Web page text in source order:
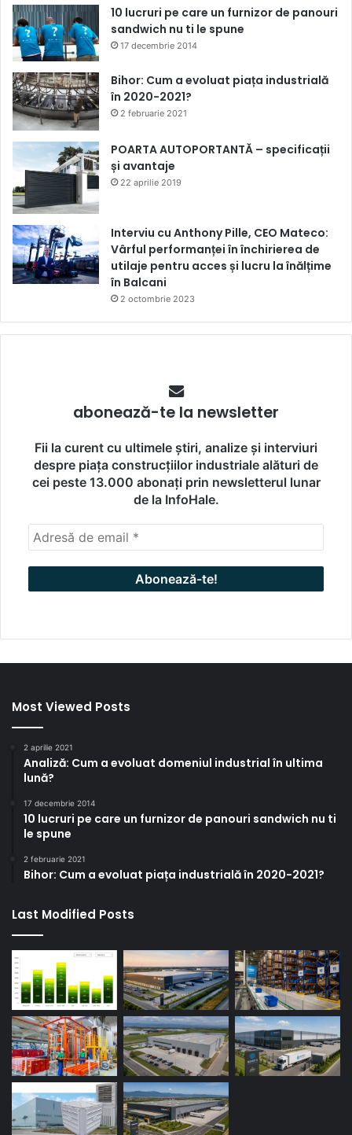
10 lucruri pe care un furnizor de panouri
sandwich nu ti le spune
17 decembrie 2014
Bihor: Cum a evoluat piața industrială
în 2020-2021?
2 februarie 2021
POARTA AUTOPORTANTĂ – specificații
și avantaje
22 aprilie 2019
Interviu cu Anthony Pille, CEO Mateco:
Vârful performanței în închirierea de
utilaje pentru acces și lucru la înălțime
în Balcani
2 octombrie 2023
abonează-te la newsletter
Fii la curent cu ultimele știri, analize și interviuri
despre piața construcțiilor industriale alături de
cei peste 13.000 abonați prin newsletterul lunar
de la InfoHale.
Most Viewed Posts
2 aprilie 2021
Analiză: Cum a evoluat domeniul industrial în ultima
lună?
17 decembrie 2014
10 lucruri pe care un furnizor de panouri sandwich nu ti
le spune
2 februarie 2021
Bihor: Cum a evoluat piața industrială în 2020-2021?
Last Modified Posts